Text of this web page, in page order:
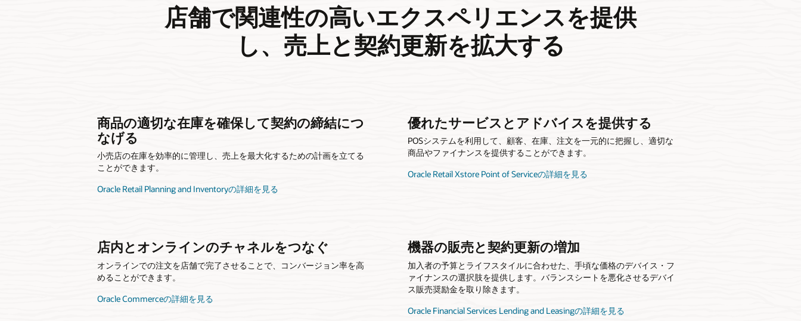
店舗で関連性の高いエクスペリエンスを提供
し、売上と契約更新を拡大する
商品の適切な在庫を確保して契約の締結につ
なげる
小売店の在庫を効率的に管理し、売上を最大化するための計画を立てる
ことができます。
Oracle Retail Planning and Inventoryの詳細を見る
優れたサービスとアドバイスを提供する
POSシステムを利用して、顧客、在庫、注文を一元的に把握し、適切な
商品やファイナンスを提供することができます。
Oracle Retail Xstore Point of Serviceの詳細を見る
店内とオンラインのチャネルをつなぐ
オンラインでの注文を店舗で完了させることで、コンバージョン率を高
めることができます。
Oracle Commerceの詳細を見る
機器の販売と契約更新の増加
加入者の予算とライフスタイルに合わせた、手頃な価格のデバイス・フ
ァイナンスの選択肢を提供します。バランスシートを悪化させるデバイ
ス販売奨励金を取り除きます。
Oracle Financial Services Lending and Leasingの詳細を見る